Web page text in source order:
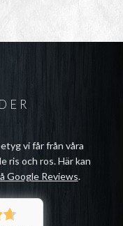
vi får från våra
ris och ros. Här kan
Google Reviews.